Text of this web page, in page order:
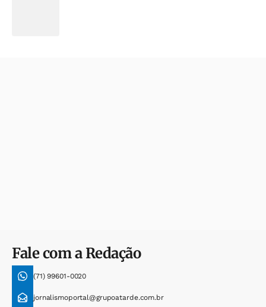
Fale com a Redação
(71) 99601-0020
jornalismoportal@grupoatarde.com.br